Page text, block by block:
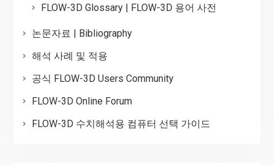
FLOW-3D Glossary | FLOW-3D 용어 사전
논문자료 | Bibliography
해석 사례 및 적용
공식 FLOW-3D Users Community
FLOW-3D Online Forum
FLOW-3D 수치해석용 컴퓨터 선택 가이드